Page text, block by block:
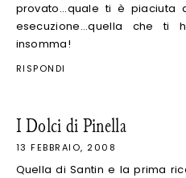
provato...quale ti è piaciuta
esecuzione...quella che ti
insomma!
RISPONDI
I Dolci di Pinella
13 FEBBRAIO, 2008
Quella di Santin e la prima